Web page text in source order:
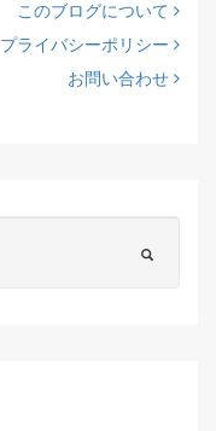
このブログについて
プライバシーポリシー
お問い合わせ